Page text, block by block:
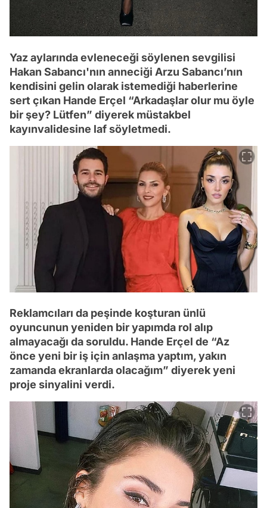
Yaz aylarında evleneceği söylenen sevgilisi
Hakan Sabancı'nın anneciği Arzu Sabancı’nın
kendisini gelin olarak istemediği haberlerine
sert çıkan Hande Erçel “Arkadaşlar olur mu öyle
bir şey? Lütfen” diyerek müstakbel
kayınvalidesine laf söyletmedi.
Reklamcıları da peşinde koşturan ünlü
oyuncunun yeniden bir yapımda rol alıp
almayacağı da soruldu. Hande Erçel de “Az
önce yeni bir iş için anlaşma yaptım, yakın
zamanda ekranlarda olacağım” diyerek yeni
proje sinyalini verdi.